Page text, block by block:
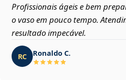
Profissionais ágeis e bem
o vaso em pouco tempo.
resultado impecável.
RC Ronaldo C.